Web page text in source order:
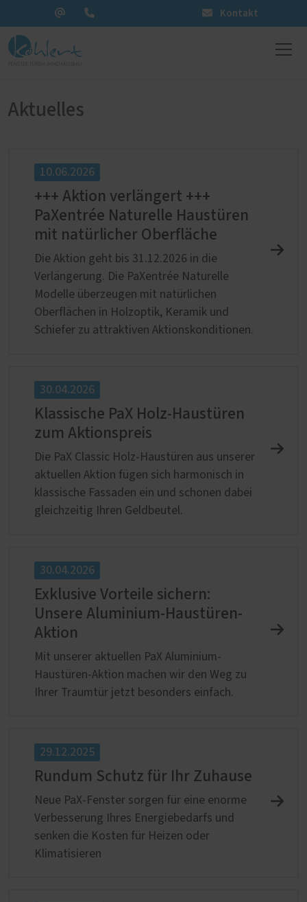
Kontakt
Aktuelles
10.06.2026
+++ Aktion verlängert +++
PaXentrée Naturelle Haustüren
mit natürlicher Oberfläche
Die Aktion geht bis 31.12.2026 in die
Verlängerung. Die PaXentrée Naturelle
Modelle überzeugen mit natürlichen
Oberflächen in Holzoptik, Keramik und
Schiefer zu attraktiven Aktionskonditionen.
30.04.2026
Klassische PaX Holz-Haustüren
zum Aktionspreis
Die PaX Classic Holz-Haustüren aus unserer
aktuellen Aktion fügen sich harmonisch in
klassische Fassaden ein und schonen dabei
gleichzeitig Ihren Geldbeutel.
30.04.2026
Exklusive Vorteile sichern:
Unsere Aluminium-Haustüren-
Aktion
Mit unserer aktuellen PaX Aluminium-
Haustüren-Aktion machen wir den Weg zu
Ihrer Traumtür jetzt besonders einfach.
29.12.2025
Rundum Schutz für Ihr Zuhause
Neue PaX-Fenster sorgen für eine enorme
Verbesserung Ihres Energiebedarfs und
senken die Kosten für Heizen oder
Klimatisieren